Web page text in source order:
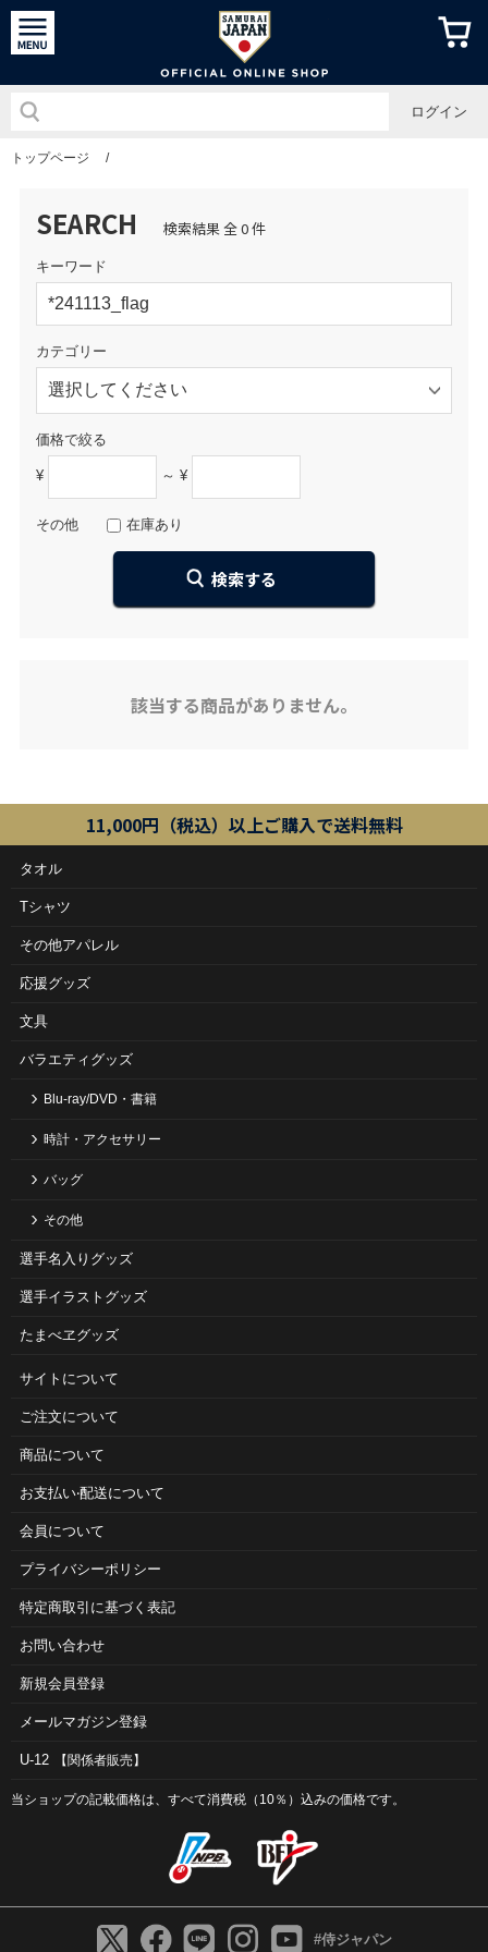
侍ジャパ
ログイン
トップページ /
SEARCH 検索結果 全 0 件
キーワード
カテゴリー
価格で絞る
¥ ～ ¥
その他 在庫あり
該当する商品がありません。
11,000円（税込）以上ご購入で送料無料
タオル
Tシャツ
その他アパレル
応援グッズ
文具
バラエティグッズ
Blu-ray/DVD・書籍
時計・アクセサリー
バッグ
その他
選手名入りグッズ
選手イラストグッズ
たまべヱグッズ
サイトについて
ご注⽂について
商品について
お⽀払い‧配送について
会員について
プライバシーポリシー
特定商取引に基づく表記
お問い合わせ
新規会員登録
メールマガジン登録
U-12 【関係者販売】
当ショップの記載価格は、すべて消費税（10％）込みの価格です。
#侍ジャパン